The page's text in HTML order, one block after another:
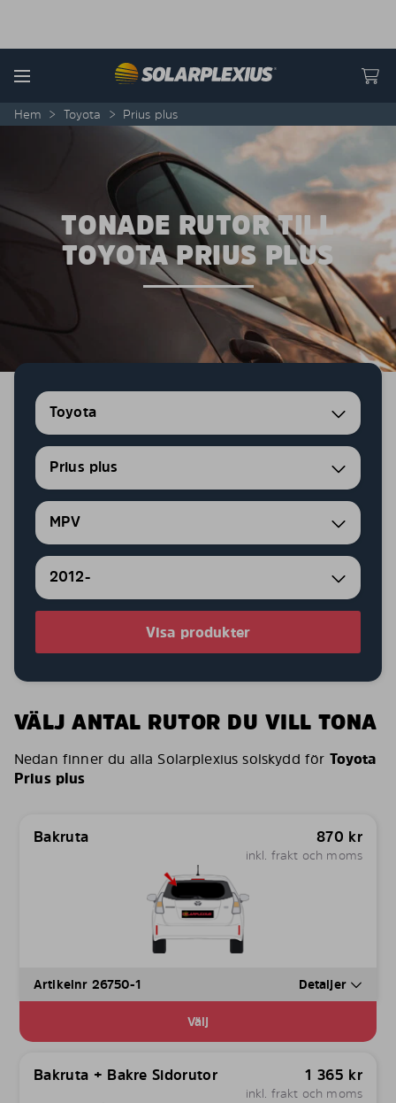
Menu
Hem > Toyota > Prius plus
TONADE RUTOR TILL
TOYOTA PRIUS PLUS
Toyota
Prius plus
MPV
2012-
Visa produkter
VÄLJ ANTAL RUTOR DU VILL TONA
Nedan finner du alla Solarplexius solskydd för Toyota
Prius plus
Bakruta 870 kr
inkl. frakt och moms
Artikelnr 26750-1 Detaljer
Välj
Bakruta + Bakre Sidorutor 1 365 kr
inkl. frakt och moms